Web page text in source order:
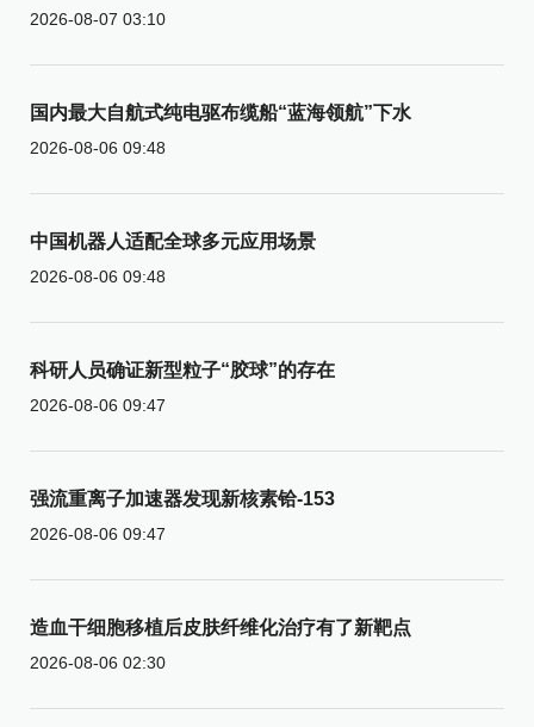
2026-08-07 03:10
国内最大自航式纯电驱布缆船“蓝海领航”下水
2026-08-06 09:48
中国机器人适配全球多元应用场景
2026-08-06 09:48
科研人员确证新型粒子“胶球”的存在
2026-08-06 09:47
强流重离子加速器发现新核素铪-153
2026-08-06 09:47
造血干细胞移植后皮肤纤维化治疗有了新靶点
2026-08-06 02:30